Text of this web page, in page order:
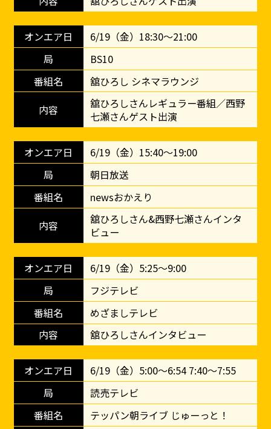
6/19（金）18:30～21:00
BS10
舘ひろし シネマラウンジ
舘ひろしさんレギュラー番組／西野
七瀬さんゲスト出演
6/19（金）15:40～19:00
朝日放送
newsおかえり
舘ひろしさん&西野七瀬さんインタ
ビュー
6/19（金）5:25～9:00
フジテレビ
めざましテレビ
舘ひろしさんインタビュー
6/19（金）5:00～6:54 7:40～7:55
読売テレビ
テッパン朝ライブ じゅーっと！